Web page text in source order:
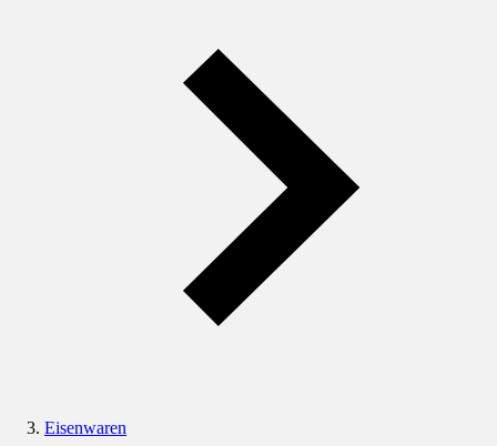
Eisenwaren